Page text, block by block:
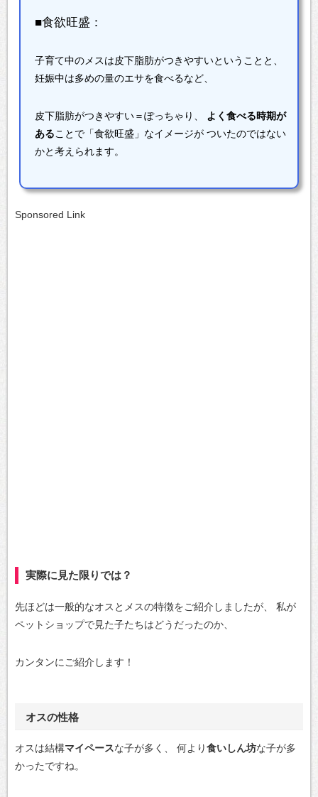
■食欲旺盛：
子育て中のメスは皮下脂肪がつきやすいということと、
妊娠中は多めの量のエサを食べるなど、
皮下脂肪がつきやすい＝ぽっちゃり、
よく食べる時期が
あることで「食欲旺盛」なイメージがついたのではない
かと考えられます。
Sponsored Link
実際に見た限りでは？
先ほどは一般的なオスとメスの特徴をご紹介しましたが、
私が
ペットショップで見た子たちはどうだったのか、
カンタンにご紹介します！
オスの性格
オスは結構マイペースな子が多く、 何より食いしん坊な子が多
かったですね。